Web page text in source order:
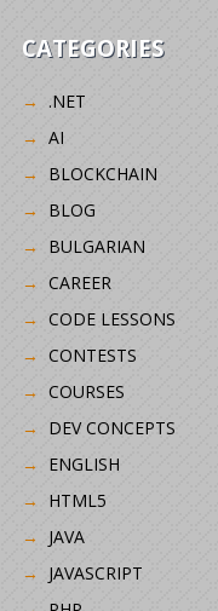
CATEGORIES
.NET
AI
BLOCKCHAIN
BLOG
BULGARIAN
CAREER
CODE LESSONS
CONTESTS
COURSES
DEV CONCEPTS
ENGLISH
HTML5
JAVA
JAVASCRIPT